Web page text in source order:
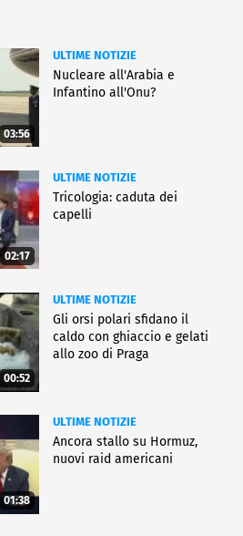
03:56
ULTIME NOTIZIE
Nucleare all'Arabia e
Infantino all'Onu?
02:17
ULTIME NOTIZIE
Tricologia: caduta dei
capelli
00:52
ULTIME NOTIZIE
Gli orsi polari sfidano il
caldo con ghiaccio e gelati
allo zoo di Praga
01:38
ULTIME NOTIZIE
Ancora stallo su Hormuz,
nuovi raid americani